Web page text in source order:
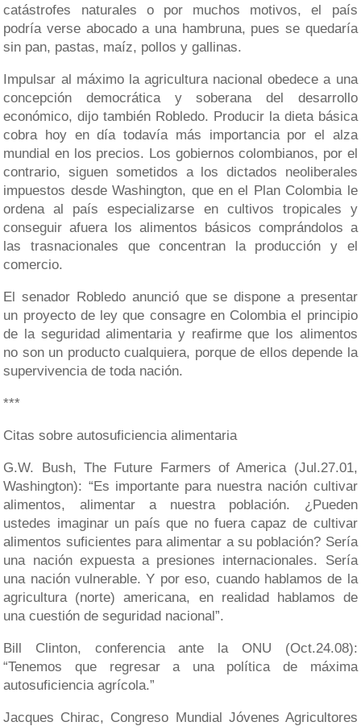
catástrofes naturales o por muchos motivos, el país
podría verse abocado a una hambruna, pues se quedaría
sin pan, pastas, maíz, pollos y gallinas.
Impulsar al máximo la agricultura nacional obedece a una
concepción democrática y soberana del desarrollo
económico, dijo también Robledo. Producir la dieta básica
cobra hoy en día todavía más importancia por el alza
mundial en los precios. Los gobiernos colombianos, por el
contrario, siguen sometidos a los dictados neoliberales
impuestos desde Washington, que en el Plan Colombia le
ordena al país especializarse en cultivos tropicales y
conseguir afuera los alimentos básicos comprándolos a
las trasnacionales que concentran la producción y el
comercio.
El senador Robledo anunció que se dispone a presentar
un proyecto de ley que consagre en Colombia el principio
de la seguridad alimentaria y reafirme que los alimentos
no son un producto cualquiera, porque de ellos depende la
supervivencia de toda nación.
***
Citas sobre autosuficiencia alimentaria
G.W. Bush, The Future Farmers of America (Jul.27.01,
Washington): “Es importante para nuestra nación cultivar
alimentos, alimentar a nuestra población. ¿Pueden
ustedes imaginar un país que no fuera capaz de cultivar
alimentos suficientes para alimentar a su población? Sería
una nación expuesta a presiones internacionales. Sería
una nación vulnerable. Y por eso, cuando hablamos de la
agricultura (norte) americana, en realidad hablamos de
una cuestión de seguridad nacional”.
Bill Clinton, conferencia ante la ONU (Oct.24.08):
“Tenemos que regresar a una política de máxima
autosuficiencia agrícola.”
Jacques Chirac, Congreso Mundial Jóvenes Agricultores